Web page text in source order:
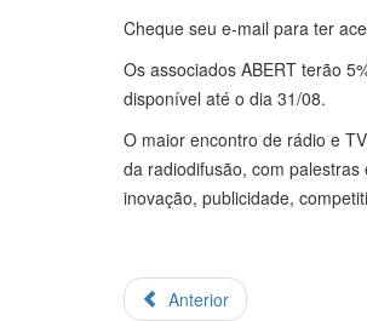
Cheque seu e-mail para ter
Os associados ABERT terão
disponível até o dia 31/08.
O maior encontro de rádio e
da radiodifusão, com
inovação, publicidade,
Anterior